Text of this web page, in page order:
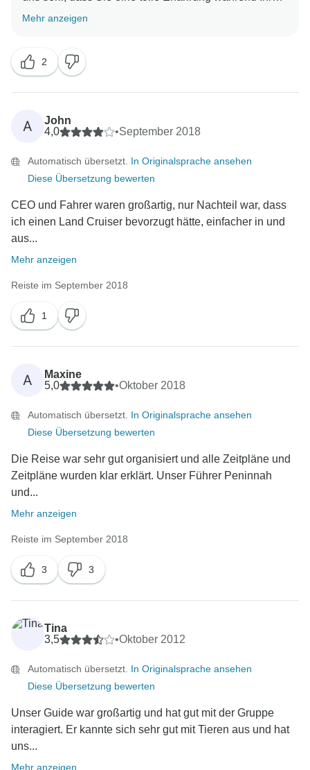
Reise gemacht haben und hoffen, Sie bald bei einem
Mehr anzeigen
2
A
John
4,0
•September 2018
Automatisch übersetzt. In Originalsprache ansehen
Diese Übersetzung bewerten
CEO und Fahrer waren großartig, nur Nachteil war, dass
ich einen Land Cruiser bevorzugt hätte, einfacher in und
aus...
Mehr anzeigen
Reiste im September 2018
1
A
Maxine
5,0
•Oktober 2018
Automatisch übersetzt. In Originalsprache ansehen
Diese Übersetzung bewerten
Die Reise war sehr gut organisiert und alle Zeitpläne und
Zeitpläne wurden klar erklärt. Unser Führer Peninnah
und...
Mehr anzeigen
Reiste im September 2018
3 3
Tina
3,5
•Oktober 2012
Automatisch übersetzt. In Originalsprache ansehen
Diese Übersetzung bewerten
Unser Guide war großartig und hat gut mit der Gruppe
interagiert. Er kannte sich sehr gut mit Tieren aus und hat
uns...
Mehr anzeigen